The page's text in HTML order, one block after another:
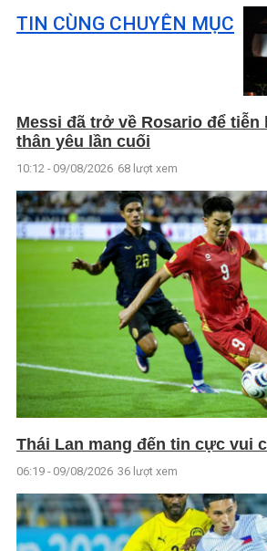
TIN CÙNG CHUYÊN MỤC
Messi đã trở về Rosario để
thân yêu lần cuối
10:12 - 09/08/2026 68 lượt xem
Thái Lan mang đến tin cực vui
06:19 - 09/08/2026 36 lượt xem